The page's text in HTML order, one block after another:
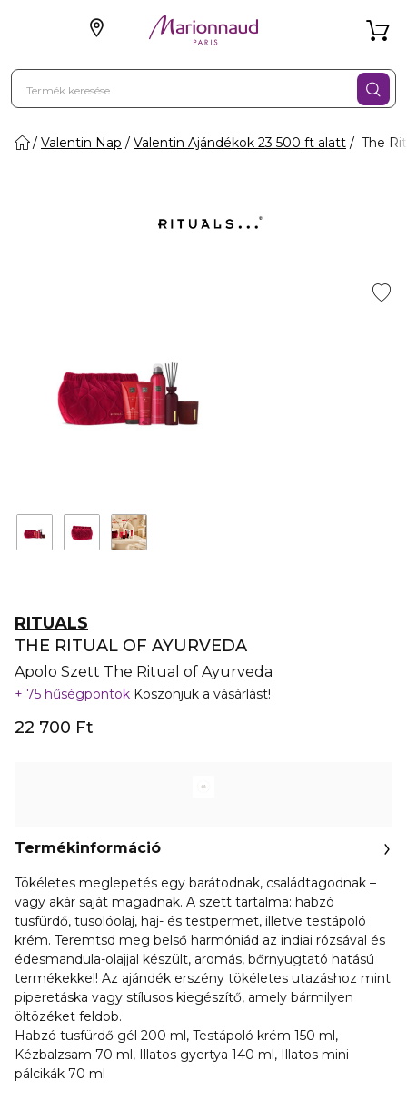
Valentin Nap Valentin Ajándékok 23 500 ft alatt The
RITUALS
THE RITUAL OF AYURVEDA
Apolo Szett The Ritual of Ayurveda
75 hűségpontok Köszönjük a vásárlást!
22 700 Ft
Termékinformáció
Tökéletes meglepetés egy barátodnak, családtagodnak –
vagy akár saját magadnak. A szett tartalma: habzó
tusfürdő, tusolóolaj, haj- és testpermet, illetve testápoló
krém. Teremtsd meg belső harmóniád az indiai rózsával és
édesmandula-olajjal készült, aromás, bőrnyugtató hatású
termékekkel! Az ajándék erszény tökéletes utazáshoz mint
piperetáska vagy stílusos kiegészítő, amely bármilyen
öltözéket feldob.
Habzó tusfürdő gél 200 ml, Testápoló krém 150 ml,
Kézbalzsam 70 ml, Illatos gyertya 140 ml, Illatos mini
pálcikák 70 ml